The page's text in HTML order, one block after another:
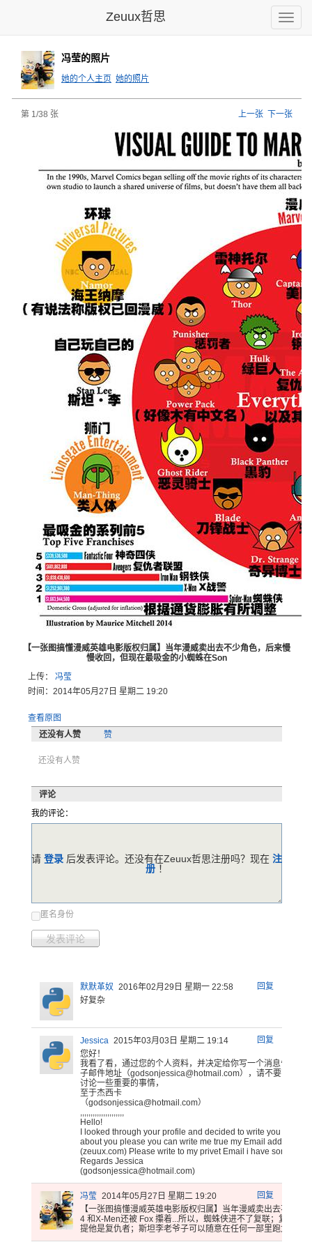
Toggle
Zeuux哲思
冯莹的照片
她的个人主页 她的照片
第 1/38 张 上一张 下一张
【一张图搞懂漫威英雄电影版权归属】当年漫威卖出去不少角色，后来慢
慢收回，但现在最吸金的小蜘蛛在Son
上传： 冯莹
时间：2014年05月27日 星期二 19:20
查看原图
还没有人赞
赞
还没有人赞
评论
我的评论：
匿名身份
发表评论
请 登录 后发表评论。还没有在Zeuux哲思注册吗？现在 注
册 ！
回复
默默革奴 2016年02月29日 星期一 22:58
好复杂
回复
Jessica 2015年03月03日 星期二 19:14
您好！
我看了看，通过您的个人资料，并决定给你写一个消息告诉
子邮件地址（godsonjessica@hotmail.com），请不要写我的
讨论一些重要的事情，
至于杰西卡
（godsonjessica@ hotmail.com）
,,,,,,,,,,,,,,,,,,,,,
Hello!
I looked through your profile and decided to write you a
about you please you can write me true my Email address
(zeuux.com) Please write to my privet Email i have
Regards Jessica
(godsonjessica@ hotmail.com)
回复
冯莹 2014年05月27日 星期二 19:20
【一张图搞懂漫威英雄电影版权归属】当年漫威卖出去不
4 和X-Men还被 Fox 攥着...所以，蜘蛛侠进不了复联；复联和
提他是复仇者；斯坦李老爷子可 以随意在任何一部里跑龙套。